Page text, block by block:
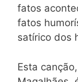
fatos
fatos
satírico dos
Esta